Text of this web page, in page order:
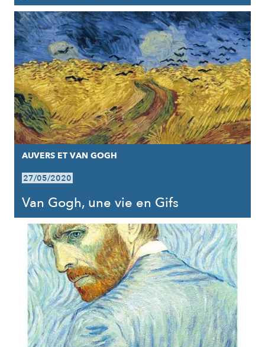
AUVERS ET VAN GOGH
27/05/2020
Van Gogh, une vie en Gifs